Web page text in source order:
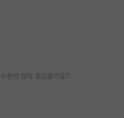
준이 많이 중요할까요?